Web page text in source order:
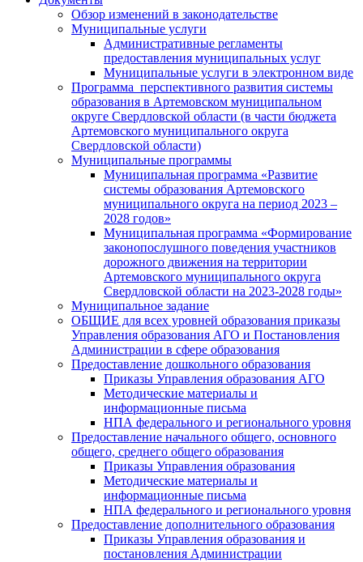
Обзор изменений в законодательстве
Муниципальные услуги
Административные регламенты
предоставления муниципальных услуг
Муниципальные услуги в электронном виде
Программа перспективного развития системы
образования в Артемовском муниципальном
округе Свердловской области (в части бюджета
Артемовского муниципального округа
Свердловской области)
Муниципальные программы
Муниципальная программа «Развитие
системы образования Артемовского
муниципального округа на период 2023 –
2028 годов»
Муниципальная программа «Формирование
законопослушного поведения участников
дорожного движения на территории
Артемовского муниципального округа
Свердловской области на 2023-2028 годы»
Муниципальное задание
ОБЩИЕ для всех уровней образования приказы
Управления образования АГО и Постановления
Администрации в сфере образования
Предоставление дошкольного образования
Приказы Управления образования АГО
Методические материалы и
информационные письма
НПА федерального и регионального уровня
Предоставление начального общего, основного
общего, среднего общего образования
Приказы Управления образования
Методические материалы и
информационные письма
НПА федерального и регионального уровня
Предоставление дополнительного образования
Приказы Управления образования и
постановления Администрации